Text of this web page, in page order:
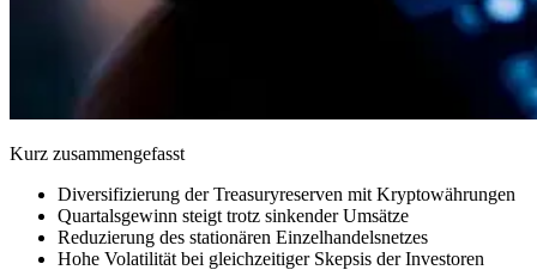
Kurz zusammengefasst
Diversifizierung der Treasuryreserven mit Kryptowährungen
Quartalsgewinn steigt trotz sinkender Umsätze
Reduzierung des stationären Einzelhandelsnetzes
Hohe Volatilität bei gleichzeitiger Skepsis der Investoren